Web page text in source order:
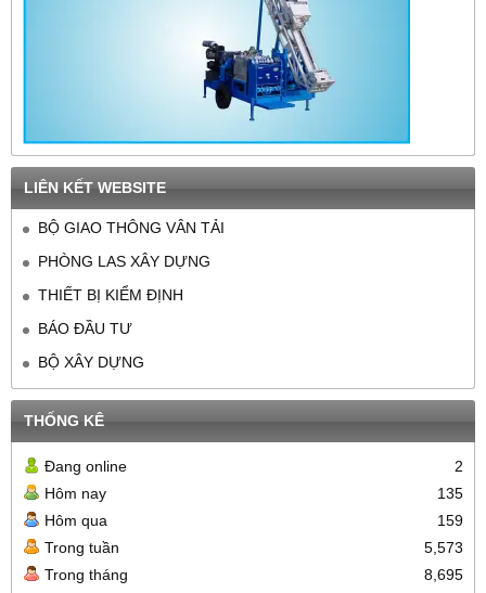
LIÊN KẾT WEBSITE
BỘ GIAO THÔNG VÂN TẢI
PHÒNG LAS XÂY DỰNG
THIẾT BỊ KIỂM ĐỊNH
BÁO ĐẦU TƯ
BỘ XÂY DỰNG
THỐNG KÊ
Đang online
2
Hôm nay
135
Hôm qua
159
Trong tuần
5,573
Trong tháng
8,695